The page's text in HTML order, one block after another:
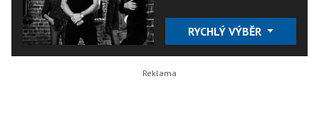
RYCHLÝ VÝBĚR